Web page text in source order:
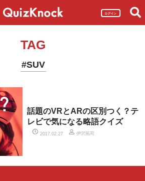
ログイン
TAG
#SUV
話題のVRとARの区別つく？テ
レビで気になる略語クイズ
2017.02.27 伊沢拓司